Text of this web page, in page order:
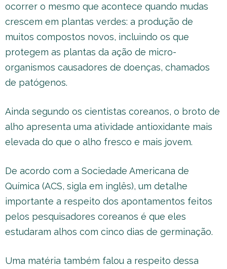
ocorrer o mesmo que acontece quando mudas
crescem em plantas verdes: a produção de
muitos compostos novos, incluindo os que
protegem as plantas da ação de micro-
organismos causadores de doenças, chamados
de patógenos.
Ainda segundo os cientistas coreanos, o broto de
alho apresenta uma atividade antioxidante mais
elevada do que o alho fresco e mais jovem.
De acordo com a Sociedade Americana de
Química (ACS, sigla em inglês), um detalhe
importante a respeito dos apontamentos feitos
pelos pesquisadores coreanos é que eles
estudaram alhos com cinco dias de germinação.
Uma matéria também falou a respeito dessa